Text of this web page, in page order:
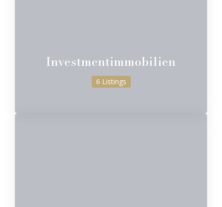
Investmentimmobilien
6 Listings